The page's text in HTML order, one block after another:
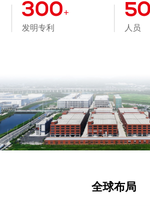
300+
发明专利 人员
全球布局